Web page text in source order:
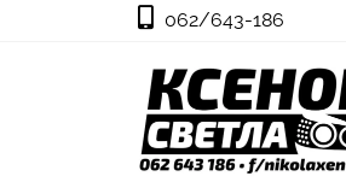
062/643-186